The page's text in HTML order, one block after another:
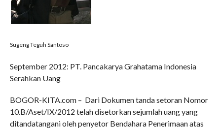
Sugeng Teguh Santoso
September 2012: PT. Pancakarya Grahatama Indonesia
Serahkan Uang
BOGOR-KITA.com – Dari Dokumen tanda setoran Nomor
10.B/Aset/IX/2012 telah disetorkan sejumlah uang yang
ditandatangani oleh penyetor Bendahara Penerimaan atas